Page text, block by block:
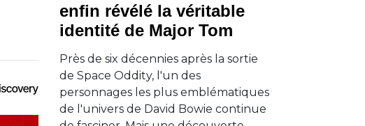
enfin révélé la véritable
identité de Major Tom
Près de six décennies après la sortie
de Space Oddity, l'un des
personnages les plus emblématiques
de l'univers de David Bowie continue